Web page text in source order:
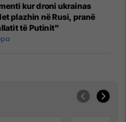
kur droni ukrainas
plazhin në Rusi, pranë
të Putinit"